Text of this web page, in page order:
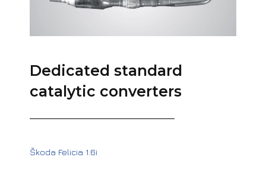
Dedicated standard
catalytic converters
Škoda Felicia 1.6i